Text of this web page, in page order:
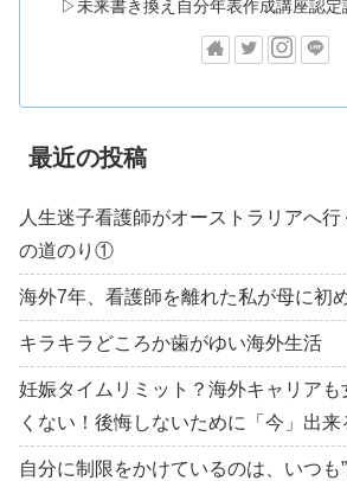
▷未来書き換え自分年表作成講座認定
最近の投稿
人生迷子看護師がオーストラリアへ
の道のり①
海外7年、看護師を離れた私が母に初
キラキラどころか歯がゆい海外生活
妊娠タイムリミット？海外キャリアも
くない！後悔しないために「今」出来
自分に制限をかけているのは、いつも